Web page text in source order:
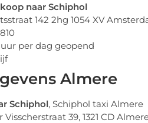
naar Schiphol
142 2hg 1054 XV
per dag geopend
Almere
Schiphol, Schiphol taxi Almere
Visscherstraat 39, 1321 CD